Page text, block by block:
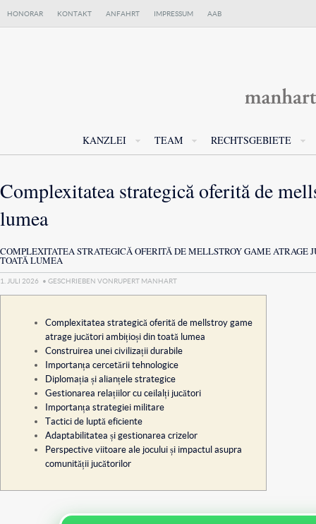
HONORAR KONTAKT ANFAHRT IMPRESSUM AAB
KANZLEI TEAM RECHTSGEBIETE
Complexitatea strategică oferită de
lumea
COMPLEXITATEA STRATEGICĂ OFERITĂ DE MELLSTROY GAME ATRAGE
TOATĂ LUMEA
1. JULI 2026 • GESCHRIEBEN VONRUPERT MANHART
Complexitatea strategică oferită de mellstroy game
atrage jucători ambițioși din toată lumea
Construirea unei civilizații durabile
Importanța cercetării tehnologice
Diplomația și alianțele strategice
Gestionarea relațiilor cu ceilalți jucători
Importanța strategiei militare
Tactici de luptă eficiente
Adaptabilitatea și gestionarea crizelor
Perspective viitoare ale jocului și impactul asupra
comunității jucătorilor